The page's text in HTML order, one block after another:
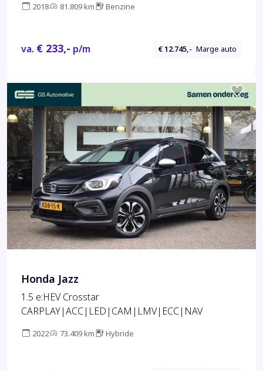
2018 81.809 km Benzine
va. € 233,- p/m € 12.745,- Marge auto
Honda Jazz
1.5 e:HEV Crosstar
CARPLAY|ACC|LED|CAM|LMV|ECC|NAV
2022 73.409 km Hybride